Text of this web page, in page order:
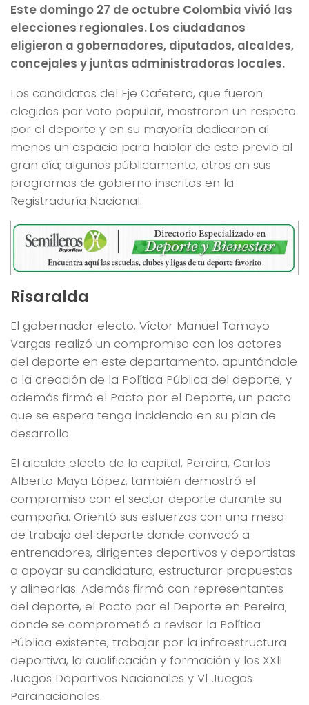
Este domingo 27 de octubre Colombia vivió las
elecciones regionales. Los ciudadanos
eligieron a gobernadores, diputados, alcaldes,
concejales y juntas administradoras locales.
Los candidatos del Eje Cafetero, que fueron
elegidos por voto popular, mostraron un respeto
por el deporte y en su mayoría dedicaron al
menos un espacio para hablar de este previo al
gran día; algunos públicamente, otros en sus
programas de gobierno inscritos en la
Registraduría Nacional.
Risaralda
El gobernador electo, Víctor Manuel Tamayo
Vargas realizó un compromiso con los actores
del deporte en este departamento, apuntándole
a la creación de la Política Pública del deporte, y
además firmó el Pacto por el Deporte, un pacto
que se espera tenga incidencia en su plan de
desarrollo.
El alcalde electo de la capital, Pereira, Carlos
Alberto Maya López, también demostró el
compromiso con el sector deporte durante su
campaña. Orientó sus esfuerzos con una mesa
de trabajo del deporte donde convocó a
entrenadores, dirigentes deportivos y deportistas
a apoyar su candidatura, estructurar propuestas
y alinearlas. Además firmó con representantes
del deporte, el Pacto por el Deporte en Pereira;
donde se comprometió a revisar la Política
Pública existente, trabajar por la infraestructura
deportiva, la cualificación y formación y los XXlI
Juegos Deportivos Nacionales y Vl Juegos
Paranacionales.